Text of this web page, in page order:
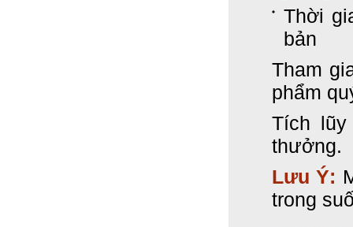
Thời
bản
Tham
phẩm
Tích
thưởng.
Lưu Ý:
trong